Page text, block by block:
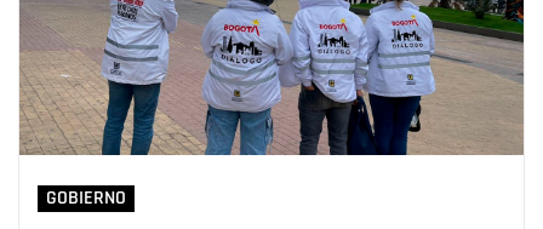
GOBIERNO